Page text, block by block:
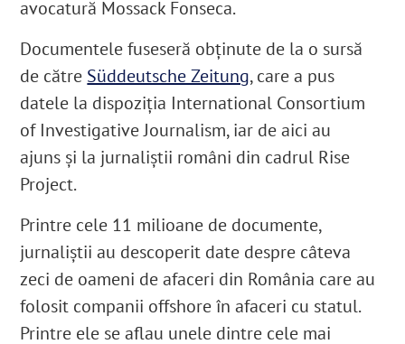
avocatură Mossack Fonseca.
Documentele fuseseră obținute de la o sursă
de către Süddeutsche Zeitung, care a pus
datele la dispoziția International Consortium
of Investigative Journalism, iar de aici au
ajuns și la jurnaliștii români din cadrul Rise
Project.
Printre cele 11 milioane de documente,
jurnaliștii au descoperit date despre câteva
zeci de oameni de afaceri din România care au
folosit companii offshore în afaceri cu statul.
Printre ele se aflau unele dintre cele mai